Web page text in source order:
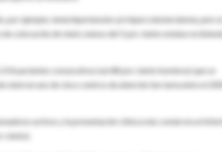
por ejemplo, tenía hipertensión y/o hipercolesterolemia, pero
colocación de stent, menos del 5 por ciento estaba
pacientes consecutivos (un 88 por ciento hombres) que se
stent en uno de cinco centros de atención terciaria entre el
activos y la presentación clínica más común era el